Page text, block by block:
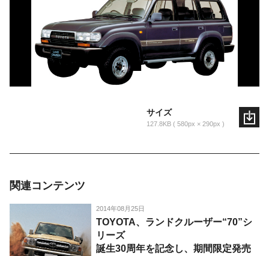
サイズ
127.8KB 580px × 290px
関連コンテンツ
2014年08月25日
TOYOTA、ランドクルーザー“70”シ
リーズ
誕生30周年を記念し、期間限定発売